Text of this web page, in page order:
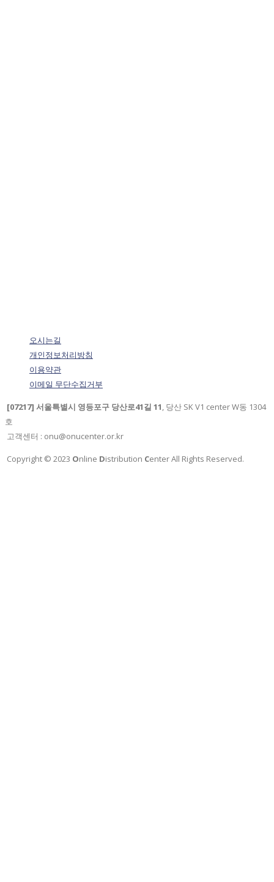
오시는길
개인정보처리방침
이용약관
이메일 무단수집거부
[07217] 서울특별시 영등포구 당산로41길 11, 당산 SK V1 center W동 1304
호
고객센터 : onu@onucenter.or.kr
Copyright © 2023 Online Distribution Center All Rights Reserved.